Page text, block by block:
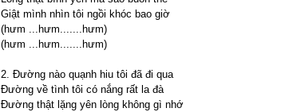
Giật mình nhìn tôi ngồi khóc bao giờ
(hưm ...hưm.......hưm)
(hưm ...hưm.......hưm)
2. Đường nào quạnh hiu tôi đã đi qua
Đường về tình tôi có nắng rất la đà
Đường thật lặng yên lòng không gì nhớ